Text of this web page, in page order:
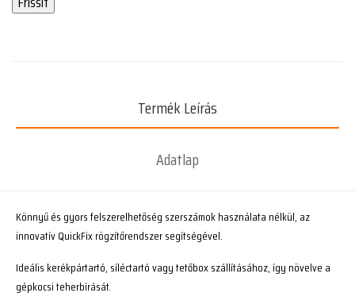
Termék Leírás
Adatlap
Könnyű és gyors felszerelhetőség szerszámok használata nélkül, az
innovatív QuickFix rögzítőrendszer segítségével.
Ideális kerékpártartó, síléctartó vagy tetőbox szállításához, így növelve a
gépkocsi teherbírását.